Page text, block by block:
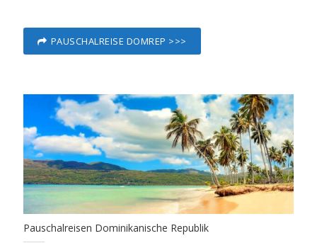
PAUSCHALREISE DOMREP >>>
Pauschalreisen Dominikanische Republik